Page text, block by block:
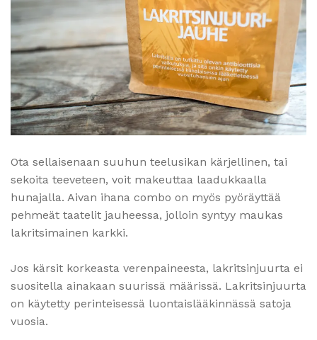
Ota sellaisenaan suuhun teelusikan kärjellinen, tai
sekoita teeveteen, voit makeuttaa laadukkaalla
hunajalla. Aivan ihana combo on myös pyöräyttää
pehmeät taatelit jauheessa, jolloin syntyy maukas
lakritsimainen karkki.
Jos kärsit korkeasta verenpaineesta, lakritsinjuurta ei
suositella ainakaan suurissä määrissä. Lakritsinjuurta
on käytetty perinteisessä luontaislääkinnässä satoja
vuosia.